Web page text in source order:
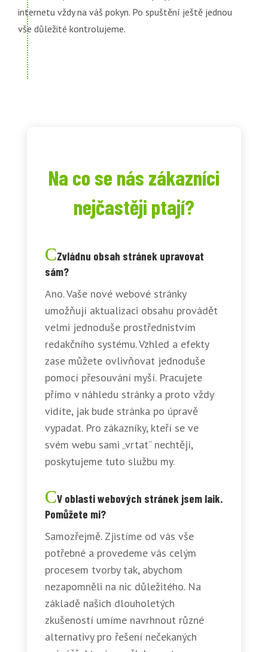
internetu vždy na váš pokyn. Po spuštění ještě jednou
vše důležité kontrolujeme.
Na co se nás zákazníci
nejčastěji ptají?
Zvládnu obsah stránek upravovat
sám?
Ano. Vaše nové webové stránky
umožňují aktualizaci obsahu provádět
velmi jednoduše prostřednistvím
redakčního systému. Vzhled a efekty
zase můžete ovlivňovat jednoduše
pomocí přesouvání myší. Pracujete
přímo v náhledu stránky a proto vždy
vidíte, jak bude stránka po úpravě
vypadat. Pro zákazníky, kteří se ve
svém webu sami „vrtat“ nechtějí,
poskytujeme tuto službu my.
V oblasti webových stránek jsem laik.
Pomůžete mi?
Samozřejmě. Zjistíme od vás vše
potřebné a provedeme vás celým
procesem tvorby tak, abychom
nezapomněli na nic důležitého. Na
základě našich dlouholetých
zkušeností umíme navrhnout různé
alternativy pro řešení nečekaných